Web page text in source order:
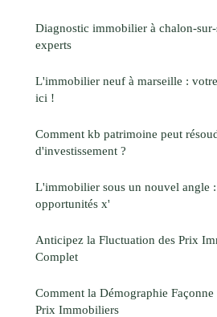
Diagnostic immobilier à chalon-sur-
experts
L'immobilier neuf à marseille :
ici !
Comment kb patrimoine peut
d'investissement ?
L'immobilier sous un nouvel angle :
opportunités x'
Anticipez la Fluctuation des Prix
Complet
Comment la Démographie Façonne
Prix Immobiliers